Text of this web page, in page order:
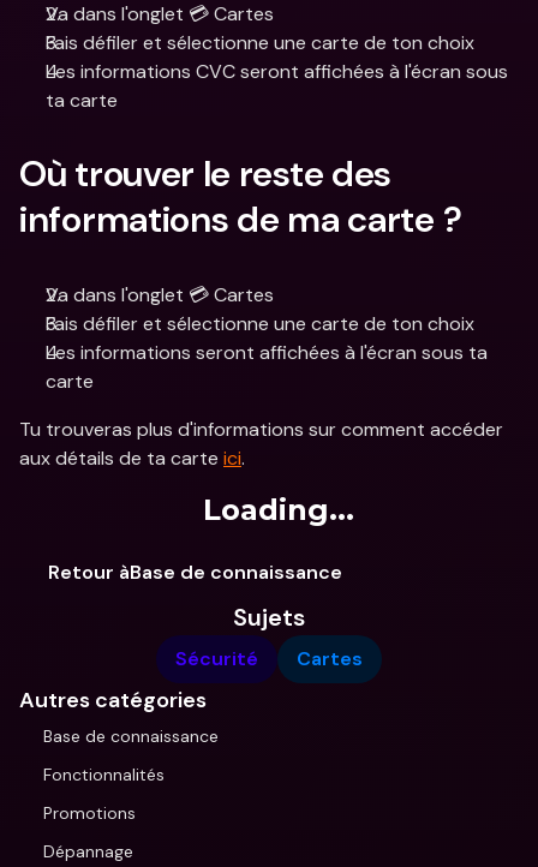
Va dans l'onglet 💳 Cartes
Fais défiler et sélectionne une carte de ton choix
Les informations CVC seront affichées à l'écran sous
ta carte
Où trouver le reste des
informations de ma carte ?
Va dans l'onglet 💳 Cartes
Fais défiler et sélectionne une carte de ton choix
Les informations seront affichées à l'écran sous ta
carte
Tu trouveras plus d'informations sur comment accéder
aux détails de ta carte ici.
Loading...
Retour àBase de connaissance
Sujets
Sécurité Cartes
Autres catégories
Base de connaissance
Fonctionnalités
Promotions
Dépannage